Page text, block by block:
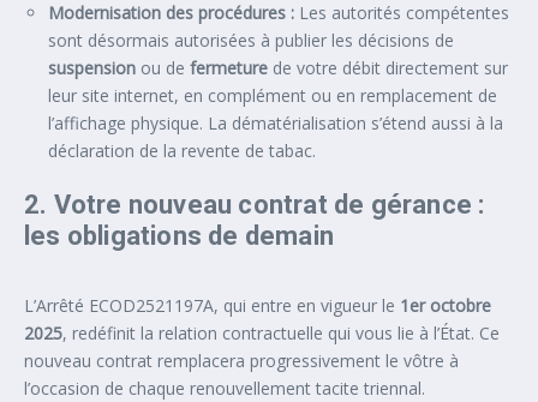
Modernisation des procédures : Les autorités compétentes
sont désormais autorisées à publier les décisions de
suspension ou de fermeture de votre débit directement sur
leur site internet, en complément ou en remplacement de
l’affichage physique. La dématérialisation s’étend aussi à la
déclaration de la revente de tabac.
2. Votre nouveau contrat de gérance :
les obligations de demain
L’Arrêté ECOD2521197A, qui entre en vigueur le 1er octobre
2025, redéfinit la relation contractuelle qui vous lie à l’État. Ce
nouveau contrat remplacera progressivement le vôtre à
l’occasion de chaque renouvellement tacite triennal.